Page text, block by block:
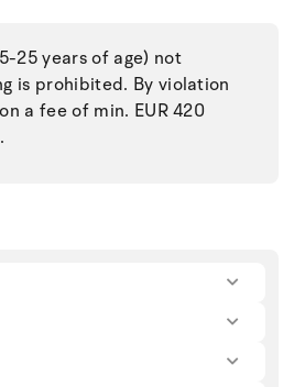
25 years of age) not
is prohibited. By violation
a fee of min. EUR 420